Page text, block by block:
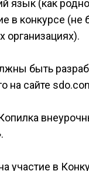
(как
в конкурсе
организациях).
быть
на сайте
участие в